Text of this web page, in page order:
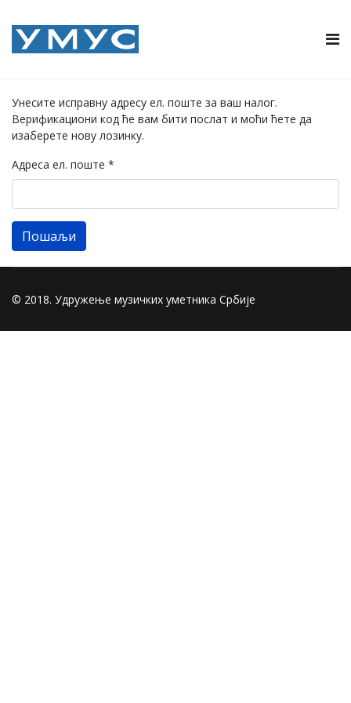
Унесите исправну адресу ел. поште за ваш налог.
Верификациони код ће вам бити послат и моћи ћете да
изаберете нову лозинку.
Адреса ел. поште *
Пошаљи
© 2018. Удружење музичких уметника Србије